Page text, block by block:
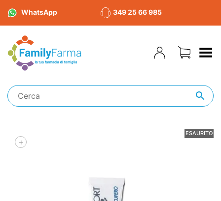
WhatsApp 349 25 66 985
Toggle Menu
ESAURITO
+